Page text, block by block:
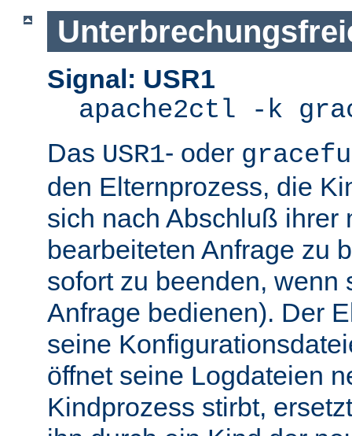
Signal: USR1
apache2ctl -k
Das USR1- oder
den Elternprozess, die
sich nach Abschluß ihrer
bearbeiteten Anfrage zu
sofort zu beenden, wenn
Anfrage bedienen). Der
seine
öffnet seine Logdateien
Kindprozess stirbt,